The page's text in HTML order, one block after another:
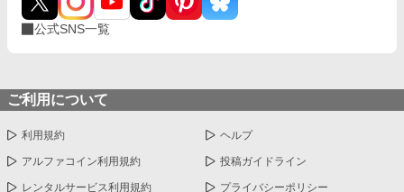
公式SNS一覧
ご利用について
利用規約 ヘルプ
アルファコイン利用規約 投稿ガイドライン
レンタルサービス利用規約 プライバシーポリシー